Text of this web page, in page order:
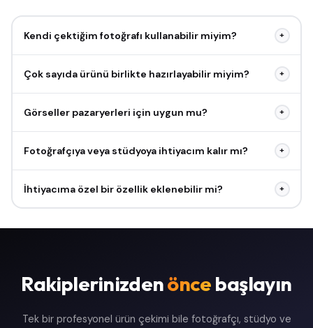
Kendi çektiğim fotoğrafı kullanabilir miyim? +
Çok sayıda ürünü birlikte hazırlayabilir miyim? +
Görseller pazaryerleri için uygun mu? +
Fotoğrafçıya veya stüdyoya ihtiyacım kalır mı? +
İhtiyacıma özel bir özellik eklenebilir mi? +
Rakiplerinizdenöncebaşlayın
Tek bir profesyonel ürün çekimi bile fotoğrafçı, stüdyo ve